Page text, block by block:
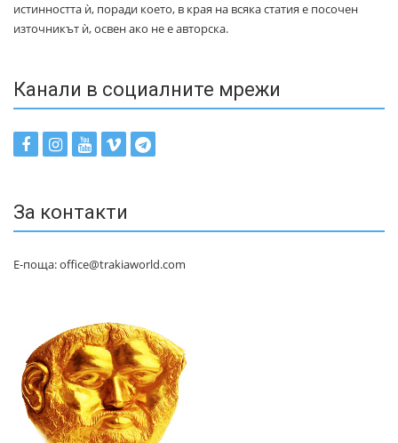
истинността ѝ, поради което, в края на всяка статия е посочен
източникът ѝ, освен ако не е авторска.
Канали в социалните мрежи
За контакти
Е-поща: office@trakiaworld.com